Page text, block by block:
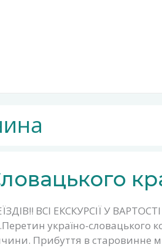
ВСІ ЕКСКУРСІЇ У
україно-словацького
Прибуття в старовинне